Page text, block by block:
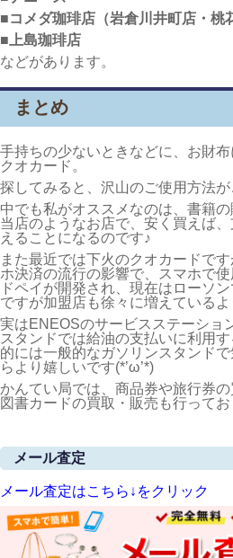
■コメダ珈琲店（岩倉川井町店・桃
■上島珈琲店
などがあります。
まとめ
手持ちの少ないときなどに、お財
クオカード。
探してみると、沢山のご使用方法が
中でも私がオススメなのは、書籍
当店のようなお店で、安く買えば
えることになるのです♪
また最近では下火のクオカードで
ホ決済の流行の影響で、スマホで
ドペイが開発され、現在はローソ
ですが加盟店も徐々に増えているよ
実はENEOSのサービスステーショ
スタンドでは給油の支払いに利用
的には一般的なガソリンスタンド
らより嬉しいです(*’ω’*)
かんてい局では、商品券や旅行券
図書カードの買取・販売も行ってお
メール査定
メール査定はこちら↓をクリック